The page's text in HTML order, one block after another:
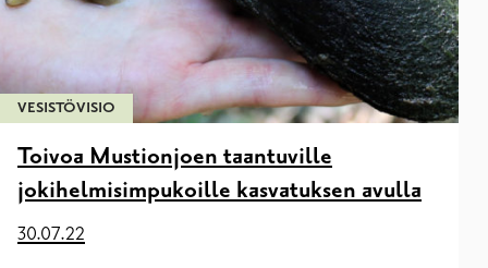
VESISTÖVISIO
Toivoa Mustionjoen taantuville
jokihelmisimpukoille kasvatuksen avulla
30.07.22